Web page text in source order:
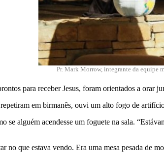
Pr. Mark Morrow, integrante da equipe
para receber Jesus, foram orientados a orar
em birmanês, ouvi um alto fogo de
alguém acendesse um foguete na sala.
no que estava vendo. Era uma mesa pesada de